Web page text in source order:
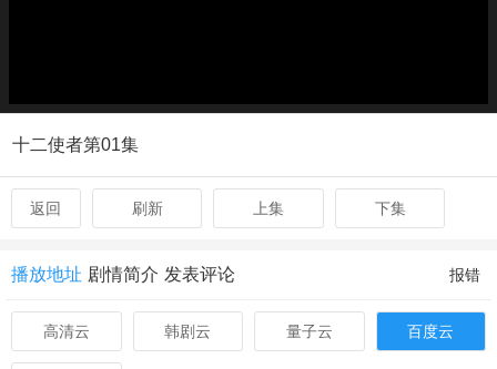
十二使者第01集
返回 刷新 上集 下集
播放地址 剧情简介 发表评论 报错
高清云 韩剧云 量子云 百度云